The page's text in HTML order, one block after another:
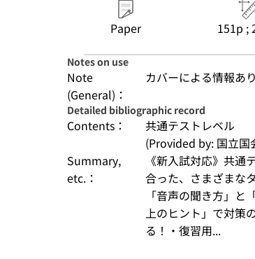
Paper 151p ;
Notes on use
Note
(General)：
カバーによる情報あり
Detailed bibliographic record
Contents：
共通テストレベル
(Provided by: 国立国
Summary,
etc.：
《新入試対応》共
合った、さまざまな
「音声の聞き方」
上のヒント」で対策
る！・復習用...